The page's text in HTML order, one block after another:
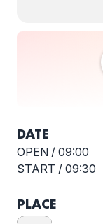
DATE
OPEN / 09:00
START / 09:30
PLACE